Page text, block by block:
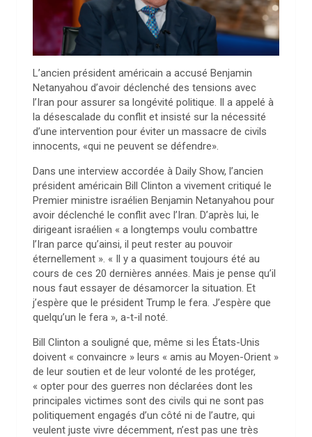
L’ancien président américain a accusé Benjamin
Netanyahou d’avoir déclenché des tensions avec
l’Iran pour assurer sa longévité politique. Il a appelé à
la désescalade du conflit et insisté sur la nécessité
d’une intervention pour éviter un massacre de civils
innocents, «qui ne peuvent se défendre».
Dans une interview accordée à Daily Show, l’ancien
président américain Bill Clinton a vivement critiqué le
Premier ministre israélien Benjamin Netanyahou pour
avoir déclenché le conflit avec l’Iran. D’après lui, le
dirigeant israélien « a longtemps voulu combattre
l’Iran parce qu’ainsi, il peut rester au pouvoir
éternellement ». « Il y a quasiment toujours été au
cours de ces 20 dernières années. Mais je pense qu’il
nous faut essayer de désamorcer la situation. Et
j’espère que le président Trump le fera. J’espère que
quelqu’un le fera », a-t-il noté.
Bill Clinton a souligné que, même si les États-Unis
doivent « convaincre » leurs « amis au Moyen-Orient »
de leur soutien et de leur volonté de les protéger,
« opter pour des guerres non déclarées dont les
principales victimes sont des civils qui ne sont pas
politiquement engagés d’un côté ni de l’autre, qui
veulent juste vivre décemment, n’est pas une très